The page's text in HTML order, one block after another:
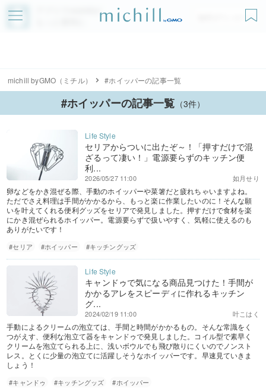
アプリでmichillが
無料ダウンロード
michill byGMO（ミチル） #ホイッパーの記事一覧
#ホイッパーの記事一覧 （3件）
セリアからついに出たぞ～！「押すだけで混
ざるって凄い！」電源要らずのキッチン便
利...
如月せり
2026/05/27 11:00
卵などをかき混ぜる際、手動のホイッパーや菜箸だと疲れちゃいますよね。
ただでさえ料理は手間がかかるから、もっと楽に作業したいのに！そんな願
いを叶えてくれる便利グッズをセリアで発見しました。押すだけで食材を楽
にかき混ぜられるホイッパー。電源要らずで扱いやすく、気軽に使えるのも
ありがたいです！
#セリア #ホイッパー #キッチングッズ
キャンドゥで気になる商品見つけた！手間が
かかるアレをスピーディに作れるキッチン
グ...
叶こはく
2024/02/19 11:00
手動によるクリームの泡立ては、手間と時間がかかるもの。そんな常識をく
つがえす、便利な泡立て器をキャンドゥで発見しました。コイル型で素早く
クリームを泡立てられる上に、浅いボウルでも飛び散りにくいのでノンスト
レス。とくに少量の泡立てに活躍しそうなホイッパーです。早速見ていきま
しょう！
#キャンドゥ #キッチングッズ #ホイッパー